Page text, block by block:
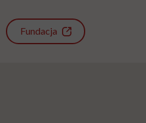
Fundacja